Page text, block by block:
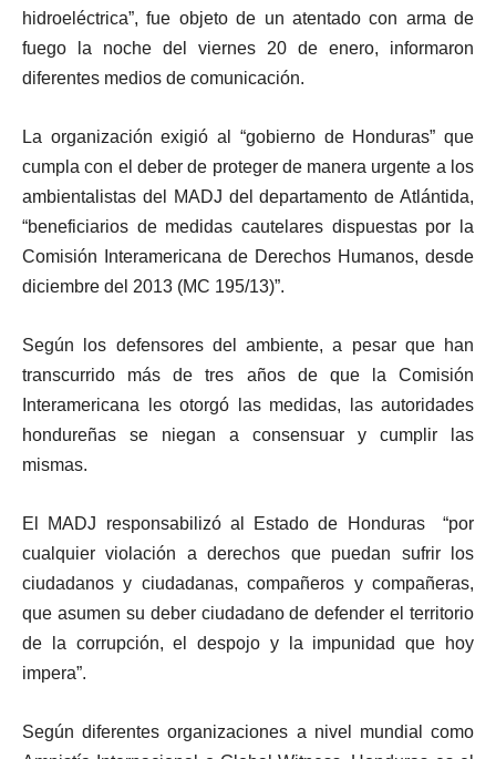
hidroeléctrica”, fue objeto de un atentado con arma de
fuego la noche del viernes 20 de enero, informaron
diferentes medios de comunicación.
La organización exigió al “gobierno de Honduras” que
cumpla con el deber de proteger de manera urgente a los
ambientalistas del MADJ del departamento de Atlántida,
“beneficiarios de medidas cautelares dispuestas por la
Comisión Interamericana de Derechos Humanos, desde
diciembre del 2013 (MC 195/13)”.
Según los defensores del ambiente, a pesar que han
transcurrido más de tres años de que la Comisión
Interamericana les otorgó las medidas, las autoridades
hondureñas se niegan a consensuar y cumplir las
mismas.
El MADJ responsabilizó al Estado de Honduras “por
cualquier violación a derechos que puedan sufrir los
ciudadanos y ciudadanas, compañeros y compañeras,
que asumen su deber ciudadano de defender el territorio
de la corrupción, el despojo y la impunidad que hoy
impera”.
Según diferentes organizaciones a nivel mundial como